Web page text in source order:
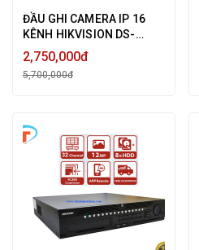
ĐẦU GHI CAMERA IP 16
KÊNH HIKVISION DS-
7616NXI-K1 ULTRA HD 4K
12MP AI NHẬN DIỆN
KHUÔN MẶT - HÀNG
2,750,000đ
5,700,000đ